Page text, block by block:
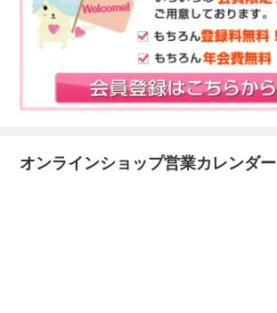
オンラインショップ営業カレンダー